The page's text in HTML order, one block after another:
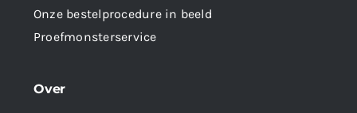
Onze bestelprocedure in beeld
Proefmonsterservice
Over